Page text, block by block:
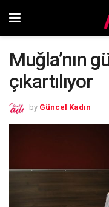
Muğla’nın
çıkartılıyor
by Güncel Kadın